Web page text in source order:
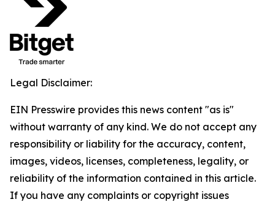
Legal Disclaimer:
EIN Presswire provides this news content "as is"
without warranty of any kind. We do not accept any
responsibility or liability for the accuracy, content,
images, videos, licenses, completeness, legality, or
reliability of the information contained in this article.
If you have any complaints or copyright issues